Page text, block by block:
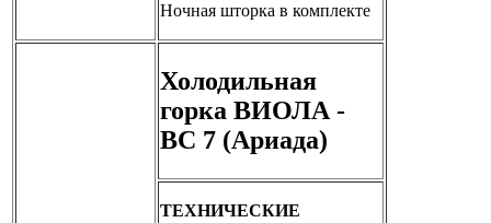
Ночная шторка в комплекте
Холодильная
горка ВИОЛА -
ВС 7 (Ариада)
ТЕХНИЧЕСКИЕ